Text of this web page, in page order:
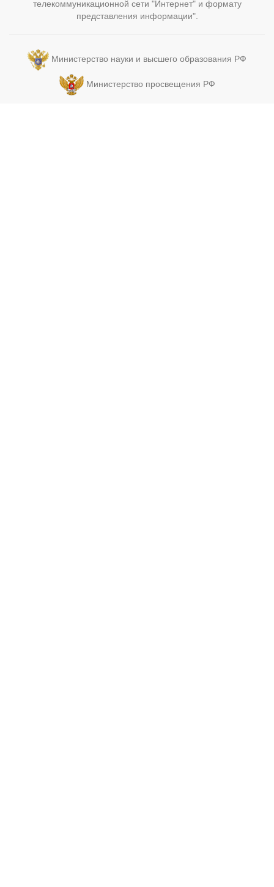
телекоммуникационной сети "Интернет" и формату
представления информации".
Министерство науки и высшего образования РФ
Министерство просвещения РФ